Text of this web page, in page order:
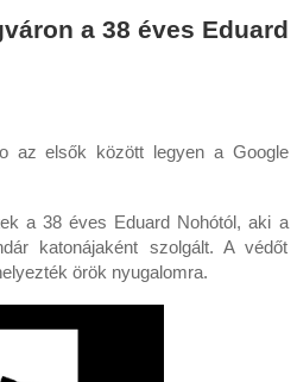
a 38 éves Eduard
az elsők között legyen a Google
a 38 éves Eduard Nohótól, aki a
katonájaként szolgált. A védőt
örök nyugalomra.